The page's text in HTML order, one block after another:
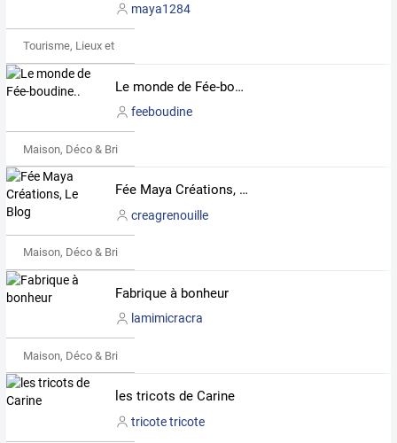
maya1284
Tourisme, Lieux et Événements
Le monde de Fée-boudine..
feeboudine
Maison, Déco & Bricolage
Fée Maya Créations, Le Blog
creagrenouille
Maison, Déco & Bricolage
Fabrique à bonheur
lamimicracra
Maison, Déco & Bricolage
les tricots de Carine
tricote tricote